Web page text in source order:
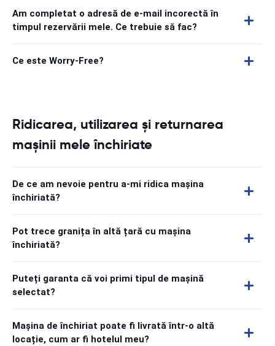
Am completat o adresă de e-mail incorectă în
timpul rezervării mele. Ce trebuie să fac?
Ce este Worry-Free?
Ridicarea, utilizarea și returnarea
mașinii mele închiriate
De ce am nevoie pentru a-mi ridica mașina
închiriată?
Pot trece granița în altă țară cu mașina
închiriată?
Puteți garanta că voi primi tipul de mașină
selectat?
Mașina de închiriat poate fi livrată într-o altă
locație, cum ar fi hotelul meu?